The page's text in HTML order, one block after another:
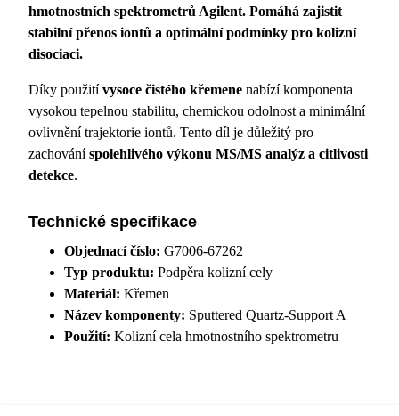
hmotnostních spektrometrů Agilent. Pomáhá zajistit
stabilní přenos iontů a optimální podmínky pro kolizní
disociaci.
Díky použitívysoce čistého křemene nabízí komponenta
vysokou tepelnou stabilitu, chemickou odolnost a minimální
ovlivnění trajektorie iontů. Tento díl je důležitý pro
zachováníspolehlivého výkonu MS/MS analýz a citlivosti
detekce.
Technické specifikace
Objednací číslo: G7006-67262
Typ produktu: Podpěra kolizní cely
Materiál: Křemen
Název komponenty: Sputtered Quartz-Support A
Použití: Kolizní cela hmotnostního spektrometru